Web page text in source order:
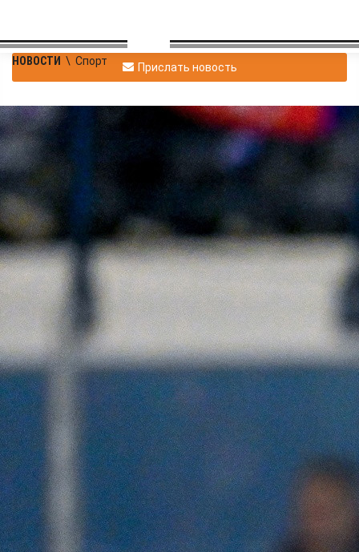
НОВОСТИ \ Спорт Прислать новость
Хоккеисты
красноярского
«Сокола» проиграли в
финале Кубка Дружбы
В финальном матче Евро-Азиатского Кубка Дружбы наша
команда уступила воскресенскому «Химику» со счётом 2:6.
Спорт
25.12.2023 03:122265
Нападающий «Сокола» Сергей Колесников все три своих
шайбы в финальном турнире Кубка Дружбы забросил при
игре в меньшинстве.
Фото:
vk.com/hcsokol_krsk